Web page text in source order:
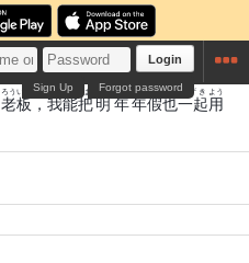
Login
Forgot password
Sign Up
老
ろう
板
いた
，我
われ
能
のう
把
は
明年
みょうねん
年
ねん
假
かり
也
や
一起
かずき
用
よう